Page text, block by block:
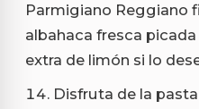
Parmigiano Reggiano
albahaca fresca
extra de limón si lo
Disfruta de la